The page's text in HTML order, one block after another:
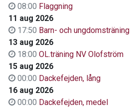
08:00 Flaggning
11 aug 2026
17:50 Barn- och ungdomsträning
13 aug 2026
18:00 OL.träning NV Olofström
15 aug 2026
00:00 Dackefejden, lång
16 aug 2026
00:00 Dackefejden, medel